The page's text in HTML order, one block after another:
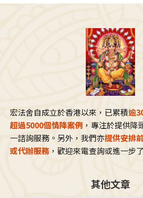
宏法舍自成立於香港以來，已累積逾
超過5000個情降案例 ，專注於提供降
一諮詢服務。另外，我們亦提供安排
或代辦服務 ，歡迎來電查詢或進一步
其他文章